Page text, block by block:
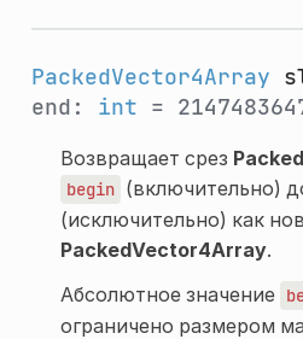
PackedVector4Array
end: int =
Возвращает срез
begin (включительно)
(исключительно) как
PackedVector4Array.
Абсолютное значение
ограничено размером